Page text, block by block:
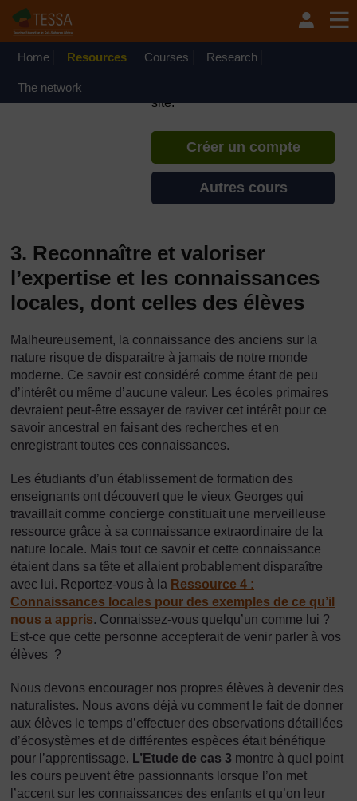
Home Resources Courses Research
The network
TESSA - Français - Afrique
Si vous créez un compte, vous
site.
Créer un compte
Autres cours
3. Reconnaître et valoriser
l’expertise et les connaissances
locales, dont celles des élèves
Malheureusement, la connaissance des anciens sur la
nature risque de disparaitre à jamais de notre monde
moderne. Ce savoir est considéré comme étant de peu
d’intérêt ou même d’aucune valeur. Les écoles primaires
devraient peut-être essayer de raviver cet intérêt pour ce
savoir ancestral en faisant des recherches et en
enregistrant toutes ces connaissances.
Les étudiants d’un établissement de formation des
enseignants ont découvert que le vieux Georges qui
travaillait comme concierge constituait une merveilleuse
ressource grâce à sa connaissance extraordinaire de la
nature locale. Mais tout ce savoir et cette connaissance
étaient dans sa tête et allaient probablement disparaître
avec lui. Reportez-vous à la Ressource 4 :
Connaissances locales pour des exemples de ce qu’il
nous a appris. Connaissez-vous quelqu’un comme lui ?
Est-ce que cette personne accepterait de venir parler à vos
élèves ?
Nous devons encourager nos propres élèves à devenir des
naturalistes. Nous avons déjà vu comment le fait de donner
aux élèves le temps d’effectuer des observations détaillées
d’écosystèmes et de différentes espèces était bénéfique
pour l’apprentissage. L’Etude de cas 3 montre à quel point
les cours peuvent être passionnants lorsque l’on met
l’accent sur les connaissances des enfants et qu’on leur